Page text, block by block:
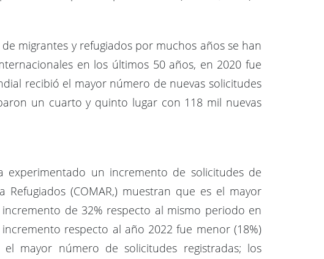
migrantes y refugiados por muchos años se han
en los últimos 50 años, en 2020 fue
recibió el mayor número de nuevas solicitudes
un cuarto y quinto lugar con 118 mil nuevas
experimentado un incremento de solicitudes de
(COMAR,) muestran que es el mayor
de 32% respecto al mismo periodo en
respecto al año 2022 fue menor (18%)
mayor número de solicitudes registradas; los